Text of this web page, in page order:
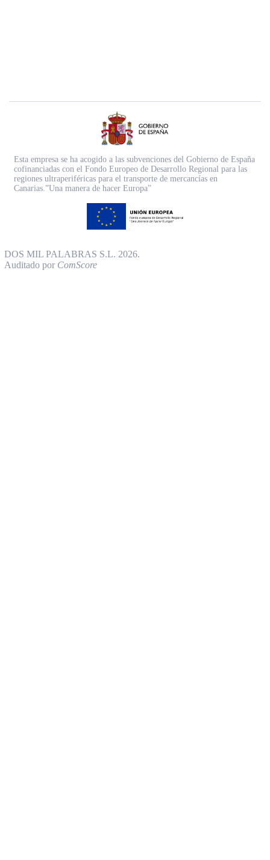
Esta empresa se ha acogido a las subvenciones del Gobierno de España
cofinanciadas con el Fondo Europeo de Desarrollo Regional para las
regiones ultraperiféricas para el transporte de mercancías en
Canarias.”Una manera de hacer Europa”
DOS MIL PALABRAS S.L. 2026.
Auditado por ComScore